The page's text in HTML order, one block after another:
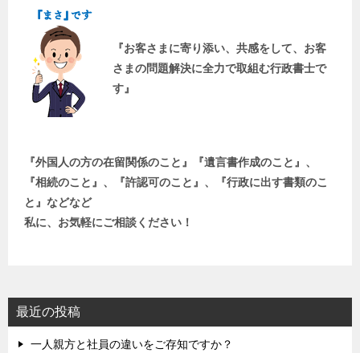
『お客さまに寄り添い、共感をして、お客
さまの問題解決に全力で取組む行政書士で
す』
『外国人の方の在留関係のこと』『遺言書作成のこと』、
『相続のこと』、『許認可のこと』、『行政に出す書類のこ
と』などなど
私に、お気軽にご相談ください！
最近の投稿
一人親方と社員の違いをご存知ですか？